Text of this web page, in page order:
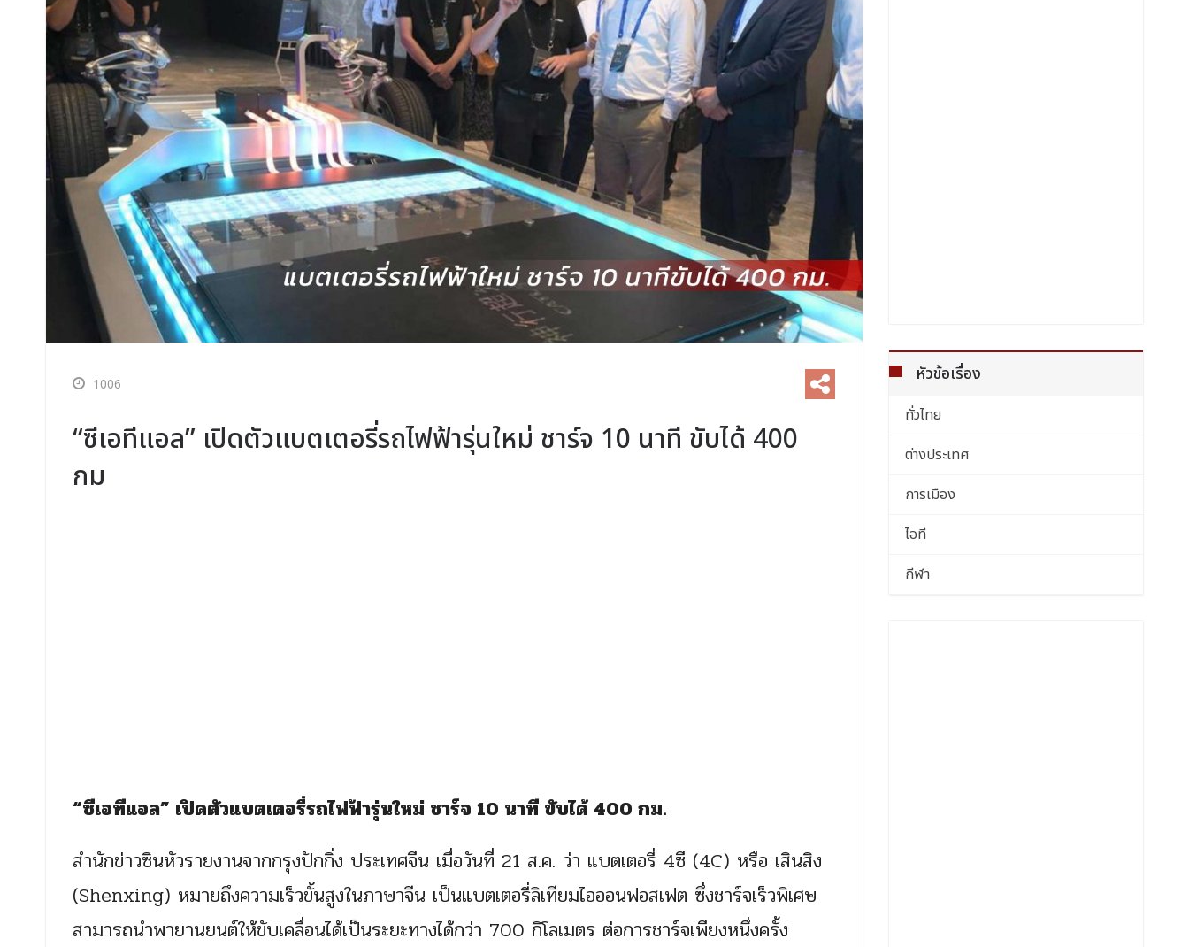
1006
“ซีเอทีแอล” เปิดตัวแบตเตอรี่รถไฟฟ้ารุ่นใหม่ ชาร์จ 10 นาที ขับได้ 400
กม
“ซีเอทีแอล” เปิดตัวแบตเตอรี่รถไฟฟ้ารุ่นใหม่ ชาร์จ 10 นาที ขับได้ 400 กม.
สำนักข่าวซินหัวรายงานจากกรุงปักกิ่ง ประเทศจีน เมื่อวันที่ 21 ส.ค. ว่า แบตเตอรี่ 4ซี (4C) หรือ เสินสิง
(Shenxing) หมายถึงความเร็วขั้นสูงในภาษาจีน เป็นแบตเตอรี่ลิเทียมไอออนฟอสเฟต ซึ่งชาร์จเร็วพิเศษ
สามารถนำพายานยนต์ให้ขับเคลื่อนได้เป็นระยะทางได้กว่า 700 กิโลเมตร ต่อการชาร์จเพียงหนึ่งครั้ง
หัวข้อเรื่อง
ทั่วไทย
ต่างประเทศ
การเมือง
ไอที
กีฬา